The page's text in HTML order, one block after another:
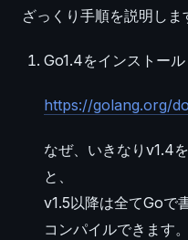
ざっくり手順を説明しま
Go1.4をインストール
https://golang.org/
なぜ、いきなりv1.4
と、
v1.5以降は全てGoで
コンパイルできます。